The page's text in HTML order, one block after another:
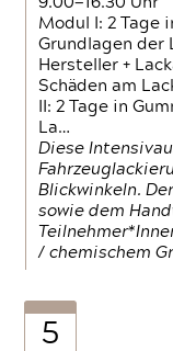
Modul I: 2 Tage
Grundlagen der
Hersteller +
Schäden am
II: 2 Tage in
La…
Diese
Blickwinkeln.
sowie dem
/ chemischem
5